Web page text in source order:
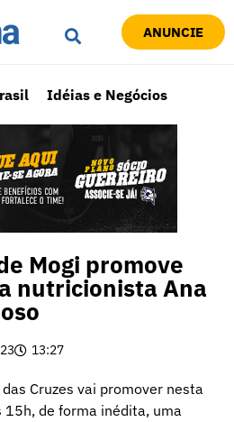
ANUNCIE
Idéias e Negócios
Mogi promove
nutricionista Ana
13:27
Cruzes vai promover nesta
de forma inédita, uma